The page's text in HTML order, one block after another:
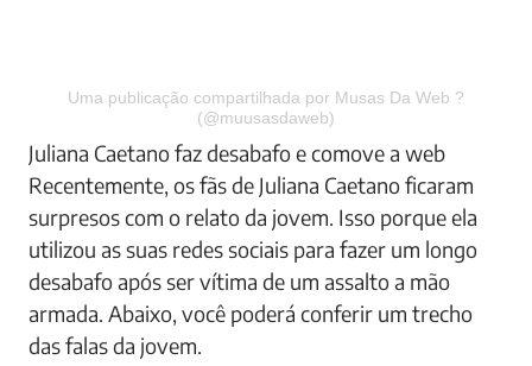
Uma publicação compartilhada por Musas Da Web ?
(@muusasdaweb)
Juliana Caetano faz desabafo e comove a web
Recentemente, os fãs de Juliana Caetano ficaram
surpresos com o relato da jovem. Isso porque ela
utilizou as suas redes sociais para fazer um longo
desabafo após ser vítima de um assalto a mão
armada. Abaixo, você poderá conferir um trecho
das falas da jovem.